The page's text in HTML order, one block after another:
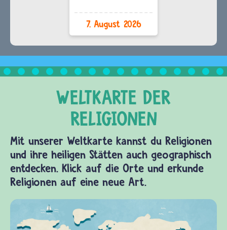
7. August 2026
Mit unserer Weltkarte kannst du Religionen
und ihre heiligen Stätten auch geographisch
entdecken. Klick auf die Orte und erkunde
Religionen auf eine neue Art.